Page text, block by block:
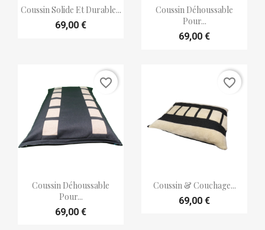
Aperçu rapide
Coussin Solide Et Durable...
69,00 €
Aperçu rapide
Coussin Déhoussable
Pour...
69,00 €
Aperçu rapide
Coussin Déhoussable
Pour...
69,00 €
favorite_border
Aperçu rapide
Coussin & Couchage...
69,00 €
favorite_border